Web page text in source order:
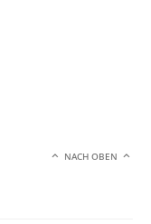
NACH OBEN